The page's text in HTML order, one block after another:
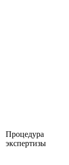
Процедура
экспертизы